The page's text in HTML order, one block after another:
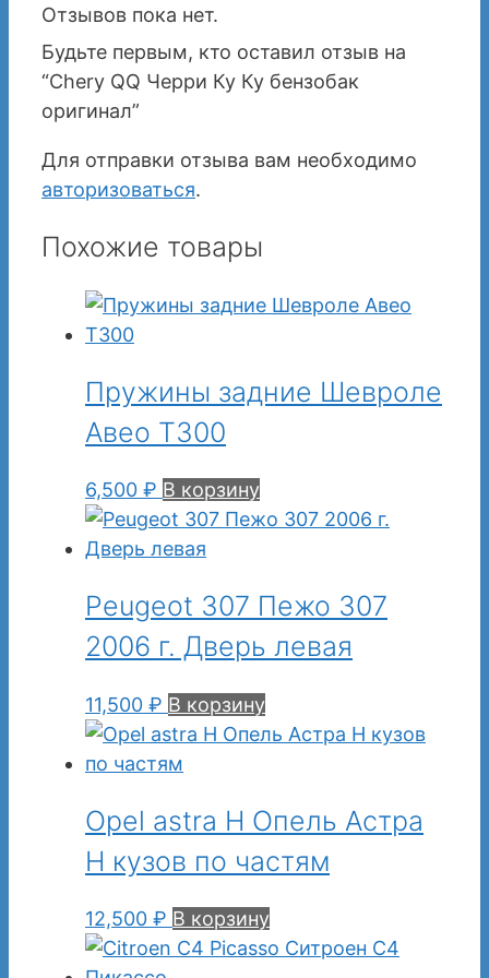
Отзывов пока нет.
Будьте первым, кто оставил отзыв на
“Chery QQ Черри Ку Ку бензобак
оригинал”
Для отправки отзыва вам необходимо
авторизоваться.
Похожие товары
Пружины задние Шевроле
Авео Т300
6,500 ₽ В корзину
Peugeot 307 Пежо 307
2006 г. Дверь левая
11,500 ₽ В корзину
Opel astra H Опель Астра
Н кузов по частям
12,500 ₽ В корзину